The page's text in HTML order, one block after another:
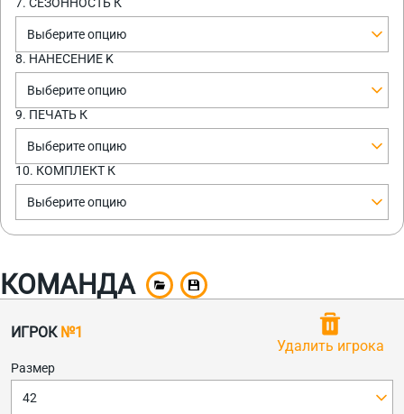
Выберите опцию
8. НАНЕСЕНИЕ K
Выберите опцию
9. ПЕЧАТЬ К
Выберите опцию
10. КОМПЛЕКТ К
Выберите опцию
КОМАНДА
ИГРОК №1
Удалить игрока
Размер
42